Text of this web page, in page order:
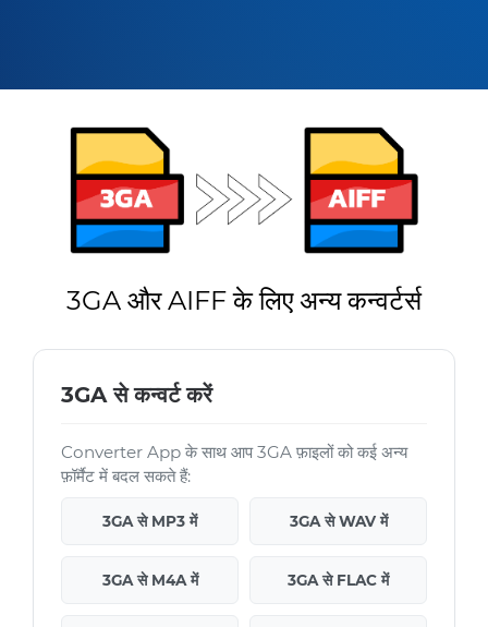
3GA और AIFF के लिए अन्य कन्वर्टर्स
3GA से कन्वर्ट करें
Converter App के साथ आप 3GA फ़ाइलों को कई अन्य
फ़ॉर्मैट में बदल सकते हैं:
3GA से MP3 में 3GA से WAV में
3GA से M4A में 3GA से FLAC में